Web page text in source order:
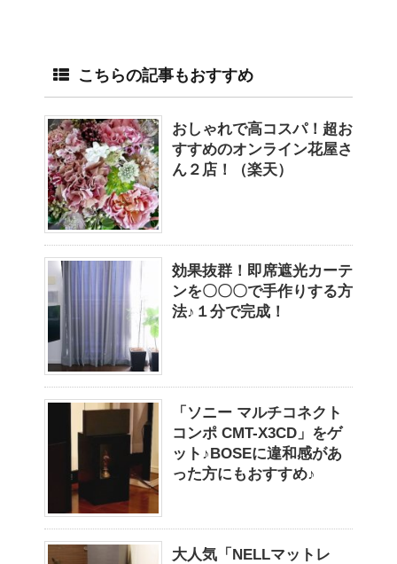
こちらの記事もおすすめ
おしゃれで高コスパ！超お
すすめのオンライン花屋さ
ん２店！（楽天）
効果抜群！即席遮光カーテ
ンを〇〇〇で手作りする方
法♪１分で完成！
「ソニー マルチコネクト
コンポ CMT-X3CD」をゲ
ット♪BOSEに違和感があ
った方にもおすすめ♪
大人気「NELLマットレ